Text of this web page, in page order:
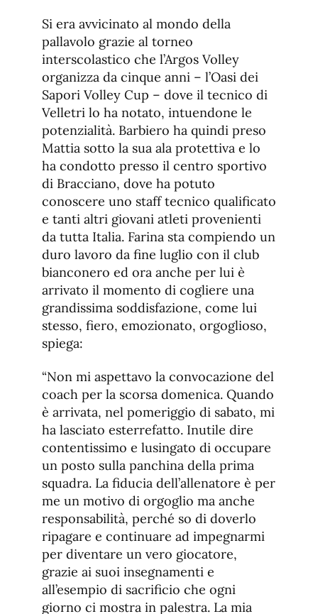
Si era avvicinato al mondo della
pallavolo grazie al torneo
interscolastico che l’Argos Volley
organizza da cinque anni – l’Oasi dei
Sapori Volley Cup – dove il tecnico di
Velletri lo ha notato, intuendone le
potenzialità. Barbiero ha quindi preso
Mattia sotto la sua ala protettiva e lo
ha condotto presso il centro sportivo
di Bracciano, dove ha potuto
conoscere uno staff tecnico qualificato
e tanti altri giovani atleti provenienti
da tutta Italia. Farina sta compiendo un
duro lavoro da fine luglio con il club
bianconero ed ora anche per lui è
arrivato il momento di cogliere una
grandissima soddisfazione, come lui
stesso, fiero, emozionato, orgoglioso,
spiega:
“Non mi aspettavo la convocazione del
coach per la scorsa domenica. Quando
è arrivata, nel pomeriggio di sabato, mi
ha lasciato esterrefatto. Inutile dire
contentissimo e lusingato di occupare
un posto sulla panchina della prima
squadra. La fiducia dell’allenatore è per
me un motivo di orgoglio ma anche
responsabilità, perché so di doverlo
ripagare e continuare ad impegnarmi
per diventare un vero giocatore,
grazie ai suoi insegnamenti e
all’esempio di sacrificio che ogni
giorno ci mostra in palestra. La mia